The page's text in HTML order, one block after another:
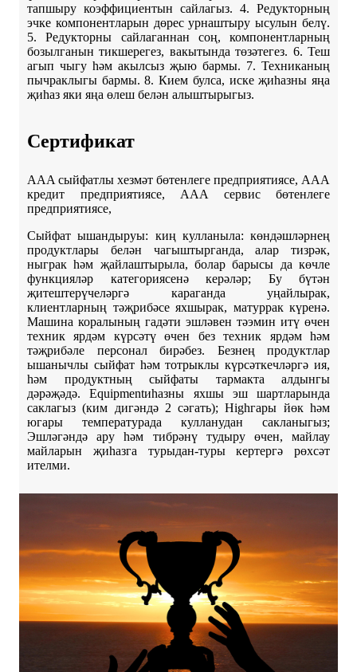
тапшыру коэффициентын сайлагыз. 4. Редукторның
эчке компонентларын дөрес урнаштыру ысулын белү.
5. Редукторны сайлаганнан соң, компонентларның
бозылганын тикшерегез, вакытында төзәтегез. 6. Теш
агып чыгу һәм акылсыз җыю бармы. 7. Техниканың
пычраклыгы бармы. 8. Кием булса, иске җиһазны яңа
җиһаз яки яңа өлеш белән алыштырыгыз.
Сертификат
AAA сыйфатлы хезмәт бөтенлеге предприятиясе, AAA
кредит предприятиясе, AAA сервис бөтенлеге
предприятиясе,
Сыйфат ышандыруы: киң кулланыла: көндәшләрнең
продуктлары белән чагыштырганда, алар тизрәк,
ныграк һәм җайлаштырыла, болар барысы да көчле
функцияләр категориясенә керәләр; Бу бүтән
җитештерүчеләргә караганда уңайлырак,
клиентларның тәҗрибәсе яхшырак, матуррак күренә.
Машина коралының гадәти эшләвен тәэмин итү өчен
техник ярдәм күрсәтү өчен без техник ярдәм һәм
тәҗрибәле персонал бирәбез. Безнең продуктлар
ышанычлы сыйфат һәм тотрыклы күрсәткечләргә ия,
һәм продуктның сыйфаты тармакта алдынгы
дәрәҗәдә. Equipmentиһазны яхшы эш шартларында
саклагыз (ким дигәндә 2 сәгать); Highгары йөк һәм
югары температурада кулланудан сакланыгыз;
Эшләгәндә ару һәм тибрәнү тудыру өчен, майлау
майларын җиһазга турыдан-туры кертергә рөхсәт
ителми.